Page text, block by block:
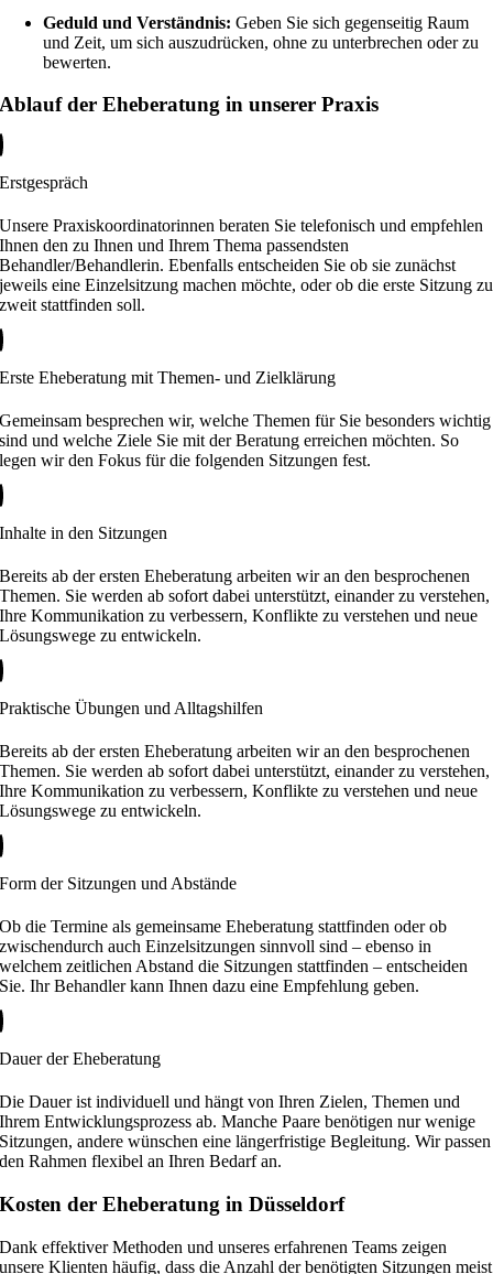
Geduld und Verständnis: Geben Sie sich gegenseitig Raum
und Zeit, um sich auszudrücken, ohne zu unterbrechen oder zu
bewerten.
Ablauf der Eheberatung in unserer Praxis
Erstgespräch
Unsere Praxiskoordinatorinnen beraten Sie telefonisch und empfehlen
Ihnen den zu Ihnen und Ihrem Thema passendsten
Behandler/Behandlerin. Ebenfalls entscheiden Sie ob sie zunächst
jeweils eine Einzelsitzung machen möchte, oder ob die erste Sitzung zu
zweit stattfinden soll.
Erste Eheberatung mit Themen- und Zielklärung
Gemeinsam besprechen wir, welche Themen für Sie besonders wichtig
sind und welche Ziele Sie mit der Beratung erreichen möchten. So
legen wir den Fokus für die folgenden Sitzungen fest.
Inhalte in den Sitzungen
Bereits ab der ersten Eheberatung arbeiten wir an den besprochenen
Themen. Sie werden ab sofort dabei unterstützt, einander zu verstehen,
Ihre Kommunikation zu verbessern, Konflikte zu verstehen und neue
Lösungswege zu entwickeln.
Praktische Übungen und Alltagshilfen
Bereits ab der ersten Eheberatung arbeiten wir an den besprochenen
Themen. Sie werden ab sofort dabei unterstützt, einander zu verstehen,
Ihre Kommunikation zu verbessern, Konflikte zu verstehen und neue
Lösungswege zu entwickeln.
Form der Sitzungen und Abstände
Ob die Termine als gemeinsame Eheberatung stattfinden oder ob
zwischendurch auch Einzelsitzungen sinnvoll sind – ebenso in
welchem zeitlichen Abstand die Sitzungen stattfinden – entscheiden
Sie. Ihr Behandler kann Ihnen dazu eine Empfehlung geben.
Dauer der Eheberatung
Die Dauer ist individuell und hängt von Ihren Zielen, Themen und
Ihrem Entwicklungsprozess ab. Manche Paare benötigen nur wenige
Sitzungen, andere wünschen eine längerfristige Begleitung. Wir passen
den Rahmen flexibel an Ihren Bedarf an.
Kosten der Eheberatung in Düsseldorf
Dank effektiver Methoden und unseres erfahrenen Teams zeigen
unsere Klienten häufig, dass die Anzahl der benötigten Sitzungen meist